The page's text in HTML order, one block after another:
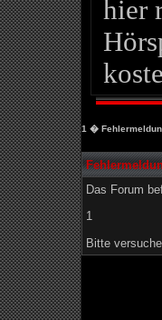
hier
1 �
Das Forum
1
Bitte